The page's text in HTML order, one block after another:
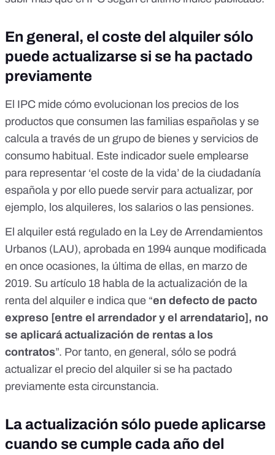
En general, el coste del alquiler sólo
puede actualizarse si se ha pactado
previamente
El IPC mide cómo evolucionan los precios de los
productos que consumen las familias españolas y se
calcula a través de un grupo de bienes y servicios de
consumo habitual . Este indicador suele emplearse
para representar ‘el coste de la vida’ de la ciudadanía
española y por ello puede servir para actualizar, por
ejemplo, los alquileres, los salarios o las pensiones.
El alquiler está regulado en la Ley de Arrendamientos
Urbanos (LAU), aprobada en 1994 aunque modificada
en once ocasiones, la última de ellas, en marzo de
2019. Su artículo 18 habla de la actualización de la
renta del alquiler e indica que “en defecto de pacto
expreso [entre el arrendador y el arrendatario], no
se aplicará actualización de rentas a los
contratos”. Por tanto, en general, sólo se podrá
actualizar el precio del alquiler si se ha pactado
previamente esta circunstancia.
La actualización sólo puede aplicarse
cuando se cumple cada año del